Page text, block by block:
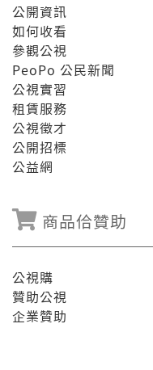
公開資訊
如何收看
參觀公視
PeoPo 公民新聞
公視實習
租賃服務
公視徵才
公開招標
公益網
商品佮贊助
公視購
贊助公視
企業贊助